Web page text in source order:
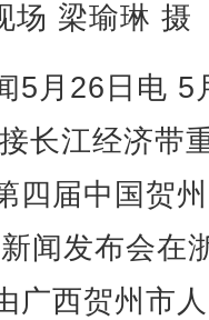
场 梁瑜琳 摄
月26日电 5
长江经济带
四届中国贺
闻发布会在
广西贺州市